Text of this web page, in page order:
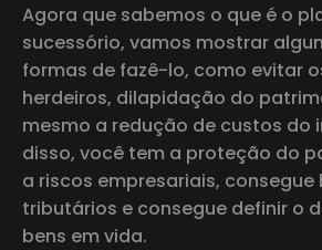
Agora que sabemos o que é o
sucessório, vamos mostrar
formas de fazê-lo, como evitar
herdeiros, dilapidação do
mesmo a redução de custos do
disso, você tem a proteção do
a riscos empresariais, consegue
tributários e consegue definir o
bens em vida.